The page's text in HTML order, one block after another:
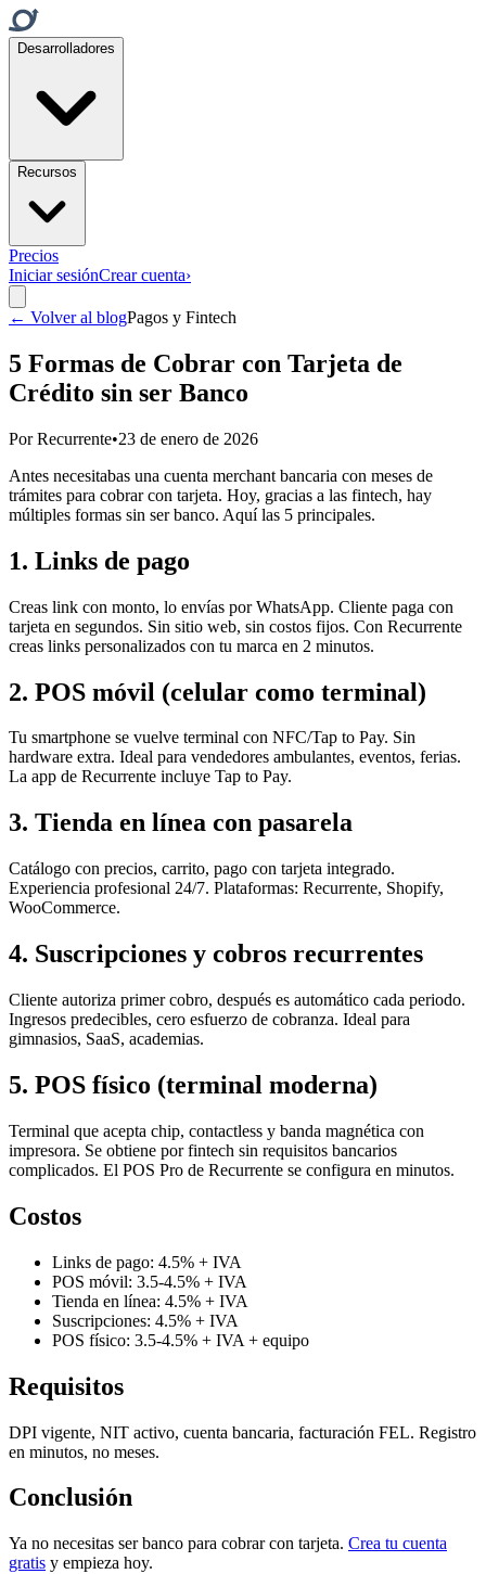
Desarrolladores
Recursos
Precios
Iniciar sesiónCrear cuenta›
← Volver al blogPagos y Fintech
5 Formas de Cobrar con Tarjeta de
Crédito sin ser Banco
PorRecurrente•23 de enero de 2026
Antes necesitabas una cuenta merchant bancaria con meses de
trámites para cobrar con tarjeta. Hoy, gracias a las fintech, hay
múltiples formas sin ser banco. Aquí las 5 principales.
1. Links de pago
Creas link con monto, lo envías por WhatsApp. Cliente paga con
tarjeta en segundos. Sin sitio web, sin costos fijos. Con Recurrente
creas links personalizados con tu marca en 2 minutos.
2. POS móvil (celular como terminal)
Tu smartphone se vuelve terminal con NFC/Tap to Pay. Sin
hardware extra. Ideal para vendedores ambulantes, eventos, ferias.
La app de Recurrente incluye Tap to Pay.
3. Tienda en línea con pasarela
Catálogo con precios, carrito, pago con tarjeta integrado.
Experiencia profesional 24/7. Plataformas: Recurrente, Shopify,
WooCommerce.
4. Suscripciones y cobros recurrentes
Cliente autoriza primer cobro, después es automático cada periodo.
Ingresos predecibles, cero esfuerzo de cobranza. Ideal para
gimnasios, SaaS, academias.
5. POS físico (terminal moderna)
Terminal que acepta chip, contactless y banda magnética con
impresora. Se obtiene por fintech sin requisitos bancarios
complicados. El POS Pro de Recurrente se configura en minutos.
Costos
Links de pago: 4.5% + IVA
POS móvil: 3.5-4.5% + IVA
Tienda en línea: 4.5% + IVA
Suscripciones: 4.5% + IVA
POS físico: 3.5-4.5% + IVA + equipo
Requisitos
DPI vigente, NIT activo, cuenta bancaria, facturación FEL. Registro
en minutos, no meses.
Conclusión
Ya no necesitas ser banco para cobrar con tarjeta. Crea tu cuenta
gratis y empieza hoy.